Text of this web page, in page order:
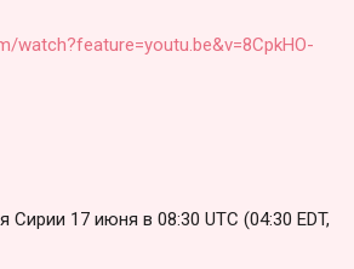
watch?feature=youtu.be&v=8CpkHO-
17 июня в 08:30 UTC (04:30 EDT,